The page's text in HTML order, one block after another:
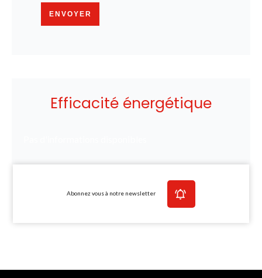
ENVOYER
Efficacité énergétique
Abonnez vous à notre newsletter